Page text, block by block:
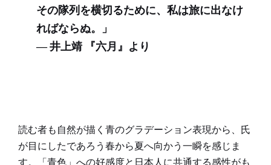
その隊列を横切るために、私は旅に出なけ
ればならぬ。」
― 井上靖 『六月』より
読む者も自然が描く青のグラデーション表現から、氏
が目にしたであろう春から夏へ向かう一瞬を感じま
す。「青色」への好感度と日本人に共通する感性がも